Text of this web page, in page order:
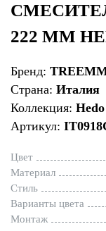
222 ММ
Бренд:
Страна: Италия
Коллекция: Hedo
Артикул:
Цвет
Материал
Стиль
Варианты цвета
Монтаж